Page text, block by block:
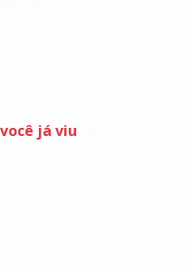
já viu